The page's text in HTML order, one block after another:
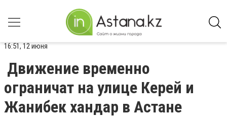
16:51, 12 июня
Движение временно
ограничат на улице Керей и
Жанибек хандар в Астане